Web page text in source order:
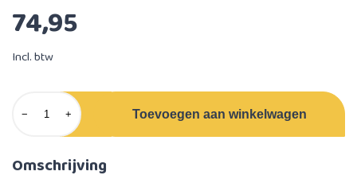
74,95
Incl. btw
− + Toevoegen aan winkelwagen
Omschrijving